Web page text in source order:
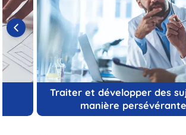
Traiter et développer des
manière persévérante